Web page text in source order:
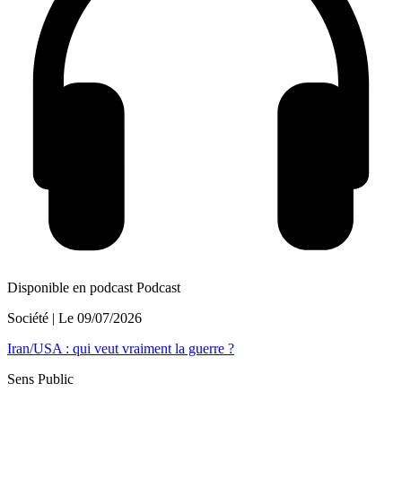
Disponible en podcast Podcast
Société | Le 09/07/2026
Iran/USA : qui veut vraiment la guerre ?
Sens Public